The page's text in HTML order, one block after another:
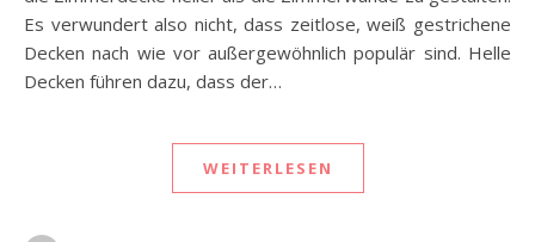
Es verwundert also nicht, dass zeitlose, weiß gestrichene
Decken nach wie vor außergewöhnlich populär sind. Helle
Decken führen dazu, dass der…
WEITERLESEN